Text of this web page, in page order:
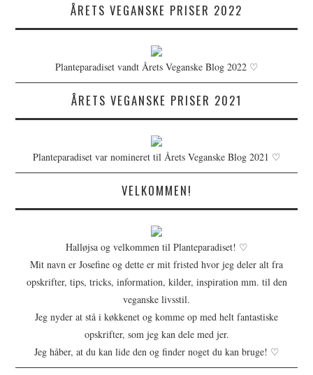
ÅRETS VEGANSKE PRISER 2022
Planteparadiset vandt Årets Veganske Blog 2022 ♡
ÅRETS VEGANSKE PRISER 2021
Planteparadiset var nomineret til Årets Veganske Blog 2021 ♡
VELKOMMEN!
Halløjsa og velkommen til Planteparadiset! ♡
Mit navn er Josefine og dette er mit fristed hvor jeg deler alt fra
opskrifter, tips, tricks, information, kilder, inspiration mm. til den
veganske livsstil.
Jeg nyder at stå i køkkenet og komme op med helt fantastiske
opskrifter, som jeg kan dele med jer.
Jeg håber, at du kan lide den og finder noget du kan bruge! ♡